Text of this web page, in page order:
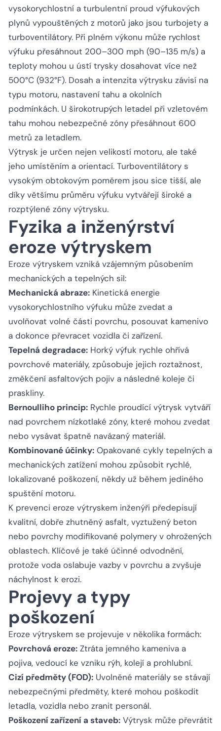
vysokorychlostní a turbulentní proud výfukových
plynů vypouštěných z motorů jako jsou turbojety a
turboventilátory. Při plném výkonu může rychlost
výfuku přesáhnout 200–300 mph (90–135 m/s) a
teploty mohou u ústí trysky dosahovat více než
500°C (932°F). Dosah a intenzita výtrysku závisí na
typu motoru, nastavení tahu a okolních
podmínkách. U širokotrupých letadel při vzletovém
tahu mohou nebezpečné zóny přesáhnout 600
metrů za letadlem.
Výtrysk je určen nejen velikostí motoru, ale také
jeho umístěním a orientací. Turboventilátory s
vysokým obtokovým poměrem jsou sice tišší, ale
díky většímu průměru výfuku vytvářejí široké a
rozptýlené zóny výtrysku.
Fyzika a inženýrství
eroze výtryskem
Eroze výtryskem vzniká vzájemným působením
mechanických a tepelných sil:
Mechanická abraze: Kinetická energie
vysokorychlostního výfuku může zvedat a
uvolňovat volné části povrchu, posouvat kamenivo
a dokonce převracet vozidla či zařízení.
Tepelná degradace: Horký výfuk rychle ohřívá
povrchové materiály, způsobuje jejich roztažnost,
změkčení asfaltových pojiv a následné koleje či
praskliny.
Bernoulliho princip: Rychle proudící výtrysk vytváří
nad povrchem nízkotlaké zóny, které mohou zvedat
nebo vysávat špatně navázaný materiál.
Kombinované účinky: Opakované cykly tepelných a
mechanických zatížení mohou způsobit rychlé,
lokalizované poškození, někdy už během jediného
spuštění motoru.
K prevenci eroze výtryskem inženýři předepisují
kvalitní, dobře zhutněný asfalt, vyztužený beton
nebo povrchy modifikované polymery v ohrožených
oblastech. Klíčové je také účinné odvodnění,
protože voda oslabuje vazby v povrchu a zvyšuje
náchylnost k erozi.
Projevy a typy
poškození
Eroze výtryskem se projevuje v několika formách:
Povrchová eroze: Ztráta jemného kameniva a
pojiva, vedoucí ke vzniku rýh, kolejí a prohlubní.
Cizí předměty (FOD): Uvolněné materiály se stávají
nebezpečnými předměty, které mohou poškodit
letadla, vozidla nebo zranit personál.
Poškození zařízení a staveb: Výtrysk může převrátit